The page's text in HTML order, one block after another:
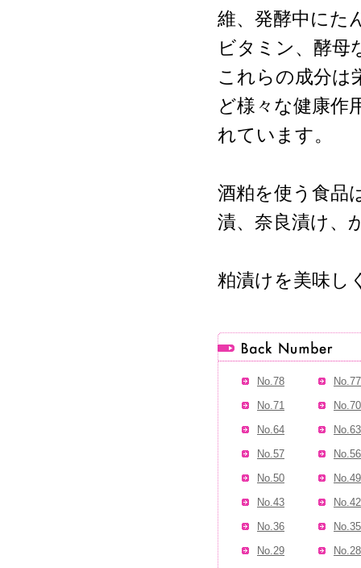
維、発酵中にた
ビタミン、酵母
これらの成分は
ど様々な健康作
れています。
酒粕を使う食品
漬、奈良漬け、
粕漬けを美味し
No.78
No.77
No.71
No.70
No.64
No.63
No.57
No.56
No.50
No.49
No.43
No.42
No.36
No.35
No.29
No.28